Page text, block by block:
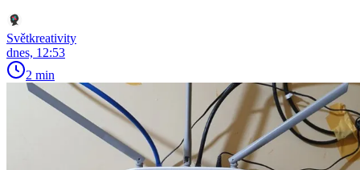
Světkreativity
dnes, 12:53
2 min